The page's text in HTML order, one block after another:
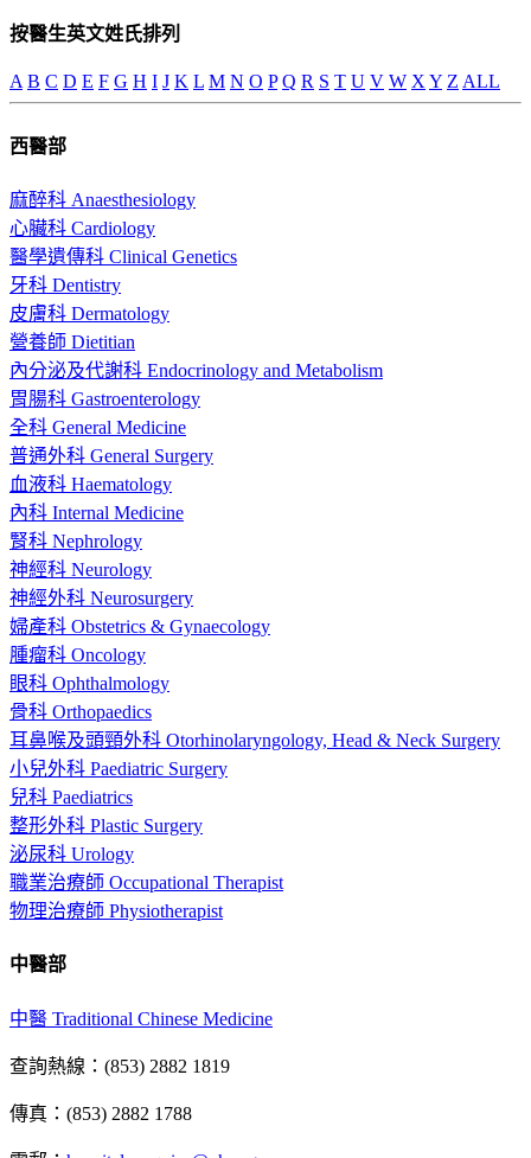
按醫生英文姓氏排列
A B C D E F G H I J K L M N O P Q R S T U V W XY Z ALL
西醫部
麻醉科 Anaesthesiology
心臟科 Cardiology
醫學遺傳科 Clinical Genetics
牙科 Dentistry
皮膚科 Dermatology
營養師 Dietitian
內分泌及代謝科 Endocrinology and Metabolism
胃腸科 Gastroenterology
全科 General Medicine
普通外科 General Surgery
血液科 Haematology
內科 Internal Medicine
腎科 Nephrology
神經科 Neurology
神經外科 Neurosurgery
婦產科 Obstetrics & Gynaecology
腫瘤科 Oncology
眼科 Ophthalmology
骨科 Orthopaedics
耳鼻喉及頭頸外科 Otorhinolaryngology, Head & Neck Surgery
小兒外科 Paediatric Surgery
兒科 Paediatrics
整形外科 Plastic Surgery
泌尿科 Urology
職業治療師 Occupational Therapist
物理治療師 Physiotherapist
中醫部
中醫 Traditional Chinese Medicine
查詢熱線：(853) 2882 1819
傳真：(853) 2882 1788